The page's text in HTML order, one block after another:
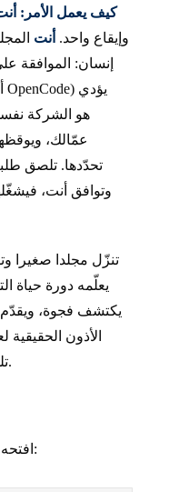
كيف يعمل الأمر:
وإيقاع واحد. أنت
إنسان: الموافقة
عمّالك،
تحدّدها. تلصق
وتوافق أنت،
تنزّل مجلدا صغيرا
يكتشف فجوة، ويقدّم
الأذون
تلمس أمرا واحدا؛ أنت تتخذ القرارات.
افتحه في وكيلك وتأكد من تحميل الموجز: